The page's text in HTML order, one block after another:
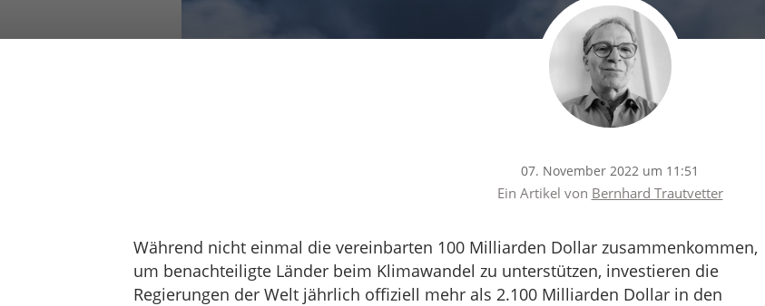
07. November 2022 um 11:51
Ein Artikel von Bernhard Trautvetter
Während nicht einmal die vereinbarten 100 Milliarden Dollar zusammenkommen,
um benachteiligte Länder beim Klimawandel zu unterstützen, investieren die
Regierungen der Welt jährlich offiziell mehr als 2.100 Milliarden Dollar in den